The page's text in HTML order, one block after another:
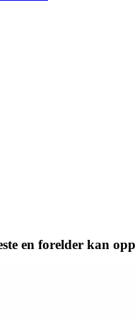
en forelder kan